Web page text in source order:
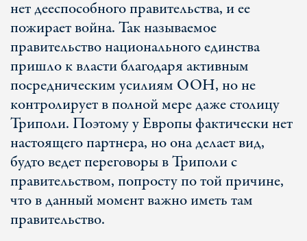
нет дееспособного правительства, и ее
пожирает война. Так называемое
правительство национального единства
пришло к власти благодаря активным
посредническим усилиям ООН, но не
контролирует в полной мере даже столицу
Триполи. Поэтому у Европы фактически нет
настоящего партнера, но она делает вид,
будто ведет переговоры в Триполи с
правительством, попросту по той причине,
что в данный момент важно иметь там
правительство.